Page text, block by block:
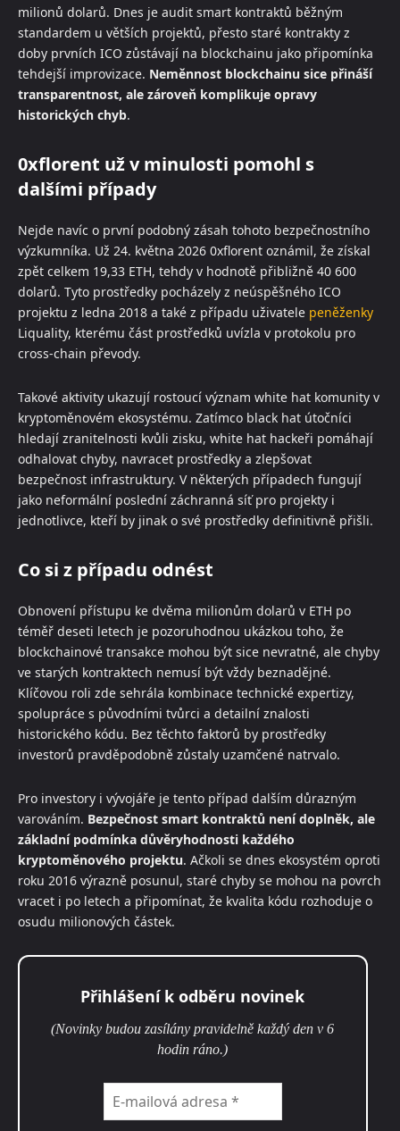
milionů dolarů. Dnes je audit smart kontraktů běžným
standardem u větších projektů, přesto staré kontrakty z
doby prvních ICO zůstávají na blockchainu jako připomínka
tehdejší improvizace. Neměnnost blockchainu sice přináší
transparentnost, ale zároveň komplikuje opravy
historických chyb.
0xflorent už v minulosti pomohl s
dalšími případy
Nejde navíc o první podobný zásah tohoto bezpečnostního
výzkumníka. Už 24. května 2026 0xflorent oznámil, že získal
zpět celkem 19,33 ETH, tehdy v hodnotě přibližně 40 600
dolarů. Tyto prostředky pocházely z neúspěšného ICO
projektu z ledna 2018 a také z případu uživatele peněženky
Liquality, kterému část prostředků uvízla v protokolu pro
cross-chain převody.
Takové aktivity ukazují rostoucí význam white hat komunity v
kryptoměnovém ekosystému. Zatímco black hat útočníci
hledají zranitelnosti kvůli zisku, white hat hackeři pomáhají
odhalovat chyby, navracet prostředky a zlepšovat
bezpečnost infrastruktury. V některých případech fungují
jako neformální poslední záchranná síť pro projekty i
jednotlivce, kteří by jinak o své prostředky definitivně přišli.
Co si z případu odnést
Obnovení přístupu ke dvěma milionům dolarů v ETH po
téměř deseti letech je pozoruhodnou ukázkou toho, že
blockchainové transakce mohou být sice nevratné, ale chyby
ve starých kontraktech nemusí být vždy beznadějné.
Klíčovou roli zde sehrála kombinace technické expertizy,
spolupráce s původními tvůrci a detailní znalosti
historického kódu. Bez těchto faktorů by prostředky
investorů pravděpodobně zůstaly uzamčené natrvalo.
Pro investory i vývojáře je tento případ dalším důrazným
varováním. Bezpečnost smart kontraktů není doplněk, ale
základní podmínka důvěryhodnosti každého
kryptoměnového projektu. Ačkoli se dnes ekosystém oproti
roku 2016 výrazně posunul, staré chyby se mohou na povrch
vracet i po letech a připomínat, že kvalita kódu rozhoduje o
osudu milionových částek.
Přihlášení k odběru novinek
(Novinky budou zasílány pravidelně každý den v 6
hodin ráno.)